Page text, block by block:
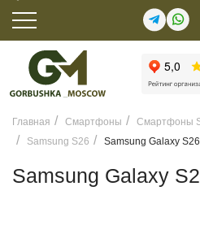
Главная Смартфоны Смартфоны
Samsung S26
Samsung Galaxy
Samsung Galaxy